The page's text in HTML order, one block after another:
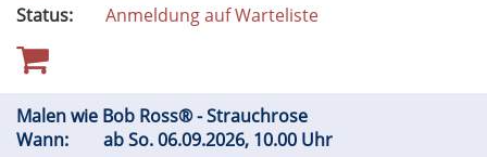
Status:
Anmeldung auf Warteliste
Malen wie Bob Ross® - Strauchrose
Wann:
abSo.06.09.2026, 10.00 Uhr